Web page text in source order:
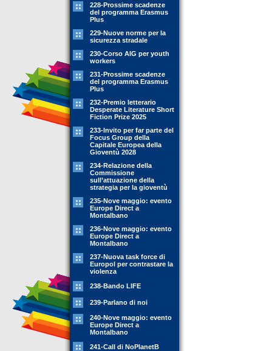
228-Prossime scadenze
del programma Erasmus
Plus
229-Nuove norme per la
sicurezza stradale
230-Corso AIG per youth
workers
231-Prossime scadenze
del programma Erasmus
Plus
232-Premio letterario
Desperate Literature Short
Fiction Prize 2025
233-Invito per far parte del
Focus Group della
Capitale Europea della
Gioventù 2028
234-Relazione della
Commissione
sull’attuazione della
strategia per la gioventù
235-Nove maggio: evento
Europe Direct a
Montalbano
236-Nove maggio: evento
Europe Direct a
Montalbano
237-Nuova task force di
Europol per contrastare la
violenza
238-Bando LIFE
239-Parlano di noi
240-Nove maggio: evento
Europe Direct a
Montalbano
241-Call di NoPlanetB